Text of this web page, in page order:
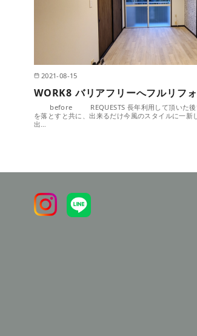
2021-08-15
WORK8 バリアフリーへフルリフ
before REQUESTS 長年利用して頂いた後
を落とすと共に、出来るだけ今風のスタイルに一新
出…